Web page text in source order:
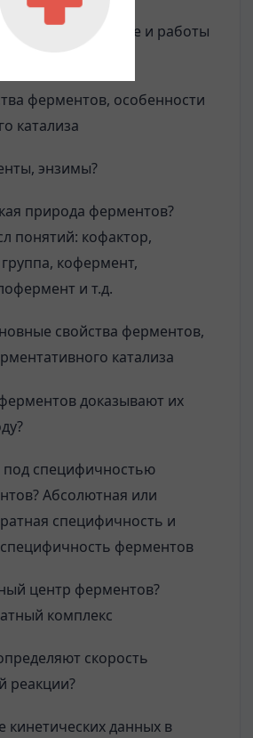
вопросов по теме и работы
ферментов, особенности
катализа
энзимы?
природа ферментов?
понятий: кофактор,
кофермент,
и т.д.
свойства ферментов,
катализа
доказывают их
под специфичностью
Абсолютная или
специфичность и
специфичность ферментов
центр ферментов?
комплекс
скорость
реакции?
кинетических данных в